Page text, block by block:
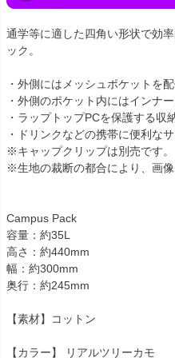
通学等に適した四角い形状で効
ック。
・外側にはメッシュポケットを
・外側のポケット内にはインナ
・ラップトップPCを保護する収
・ドリンクなどの携帯に便利な
※キャップクリップは別売です。
※生地の裁断の都合により、画
Campus Pack
容量：約35L
高さ：約440mm
幅：約300mm
奥行：約245mm
【素材】コットン
【カラー】 リアルツリーカモ